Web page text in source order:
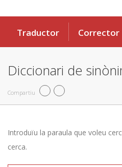
Traductor Corrector
Diccionari de
Compartiu
Introduïu la paraula que voleu
cerca.